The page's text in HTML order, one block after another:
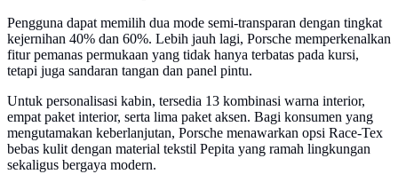
Pengguna dapat memilih dua mode semi-transparan dengan tingkat
kejernihan 40% dan 60%. Lebih jauh lagi, Porsche memperkenalkan
fitur pemanas permukaan yang tidak hanya terbatas pada kursi,
tetapi juga sandaran tangan dan panel pintu.
Untuk personalisasi kabin, tersedia 13 kombinasi warna interior,
empat paket interior, serta lima paket aksen. Bagi konsumen yang
mengutamakan keberlanjutan, Porsche menawarkan opsi Race-Tex
bebas kulit dengan material tekstil Pepita yang ramah lingkungan
sekaligus bergaya modern.